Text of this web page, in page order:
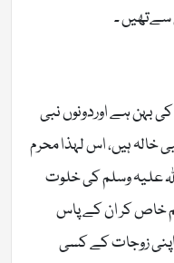
سےتھیں ۔
کی بہن ہے اوردونوں نبی
خالہ ہیں، اس لہذا محرم
علیہ وسلم کی خلوت
خاص کر ان کے پاس
زوجات کے کسی